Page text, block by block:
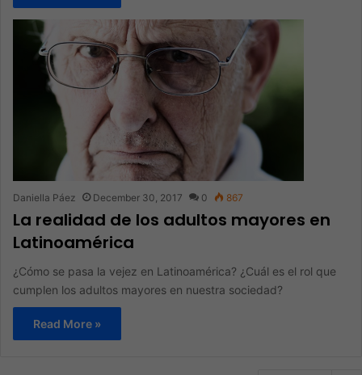
Daniella Páez December 30, 2017 0 867
La realidad de los adultos mayores en
Latinoamérica
¿Cómo se pasa la vejez en Latinoamérica? ¿Cuál es el rol que
cumplen los adultos mayores en nuestra sociedad?
Read More »